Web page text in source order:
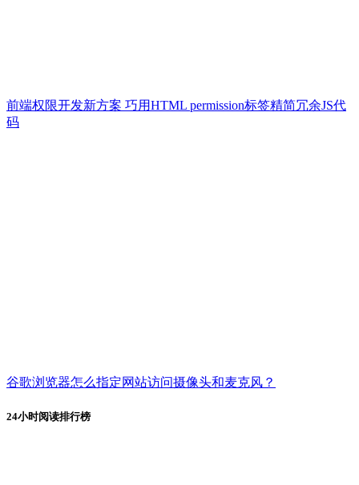
前端权限开发新方案 巧用HTML permission标签精简冗余JS代
码
谷歌浏览器怎么指定网站访问摄像头和麦克风？
24小时阅读排行榜